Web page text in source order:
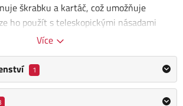
škrabku a kartáč, což umožňuje
ho použít s teleskopickými násadami
, který zajišťuje snadné a pevné
je ideální pro každou domácnost,
Více
1